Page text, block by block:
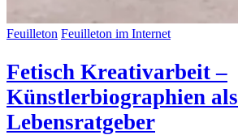
Feuilleton Feuilleton im Internet
Fetisch Kreativarbeit –
Künstlerbiographien als
Lebensratgeber